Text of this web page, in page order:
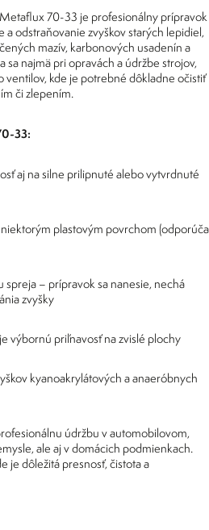
70-33 je profesionálny prípravok
odstraňovanie zvyškov starých lepidiel,
mazív, karbonových usadenín a
sa najmä pri opravách a údržbe strojov,
ventilov, kde je potrebné dôkladne očistiť
či zlepením.
33:
aj na silne prilipnuté alebo vytvrdnuté
plastovým povrchom (odporúča
– prípravok sa nanesie, nechá
zvyšky
výbornú priľnavosť na zvislé plochy
kyanoakrylátových a anaeróbnych
údržbu v automobilovom,
ale aj v domácich podmienkach.
je dôležitá presnosť, čistota a